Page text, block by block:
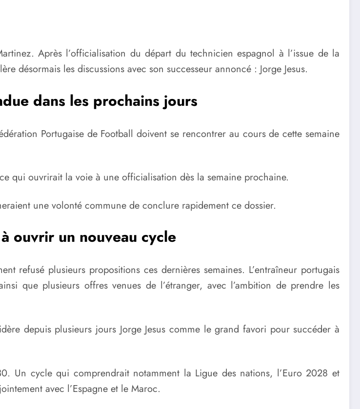
Après l’officialisation du départ du technicien espagnol à l’issue de la
désormais les discussions avec son successeur annoncé : Jorge Jesus.
dans les prochains jours
Portugaise de Football doivent se rencontrer au cours de cette semaine
qui ouvrirait la voie à une officialisation dès la semaine prochaine.
une volonté commune de conclure rapidement ce dossier.
ouvrir un nouveau cycle
refusé plusieurs propositions ces dernières semaines. L’entraîneur portugais
que plusieurs offres venues de l’étranger, avec l’ambition de prendre les
depuis plusieurs jours Jorge Jesus comme le grand favori pour succéder à
Un cycle qui comprendrait notamment la Ligue des nations, l’Euro 2028 et
avec l’Espagne et le Maroc.